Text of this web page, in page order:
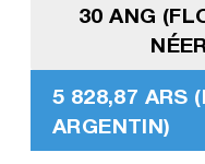
30 ANG
5 828,87 ARS
ARGENTIN)